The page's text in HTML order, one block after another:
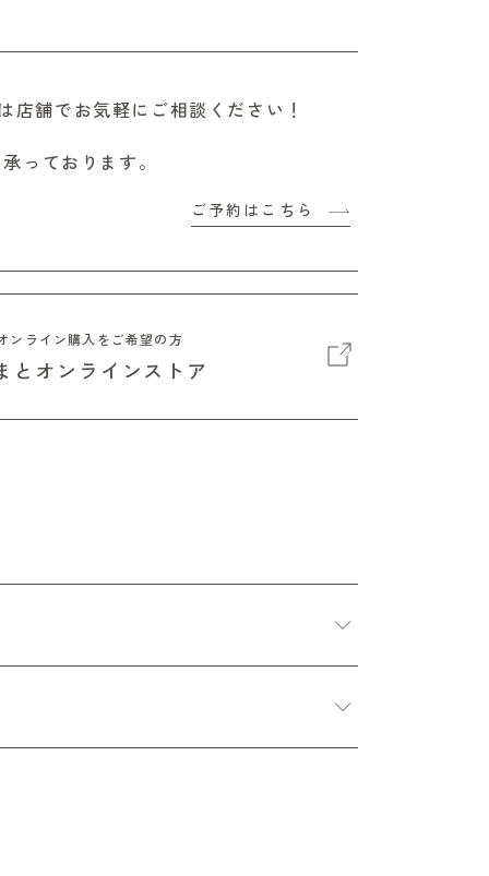
店舗でお気軽にご相談ください！
っております。
ご予約はこちら
ンライン購入をご希望の方
とオンラインストア